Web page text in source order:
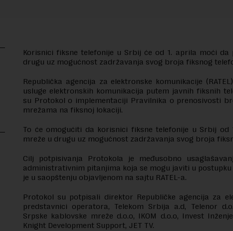
Korisnici fiksne telefonije u Srbij će od 1. aprila moći da
drugu uz mogućnost zadržavanja svog broja fiksnog
Republička agencija za elektronske komunikacije
usluge elektronskih komunikacija putem javnih fiksnih
su Protokol o implementaciji Pravilnika o prenosivosti
mrežama na fiksnoj lokaciji.
To će omogućiti da korisnici fiksne telefonije u Srbij od
mreže u drugu uz mogućnost zadržavanja svog broja
Cilj potpisivanja Protokola je međusobno
administrativnim pitanjima koja se mogu javiti u postupku
je u saopštenju objavljenom na sajtu RATEL-a.
Protokol su potpisali direktor Republičke agencija za
predstavnici operatora, Telekom Srbija a.d, Telenor
Srpske kablovske mreže d.o.o, IKOM d.o.o, Invest
Knight Development Support, JET TV.